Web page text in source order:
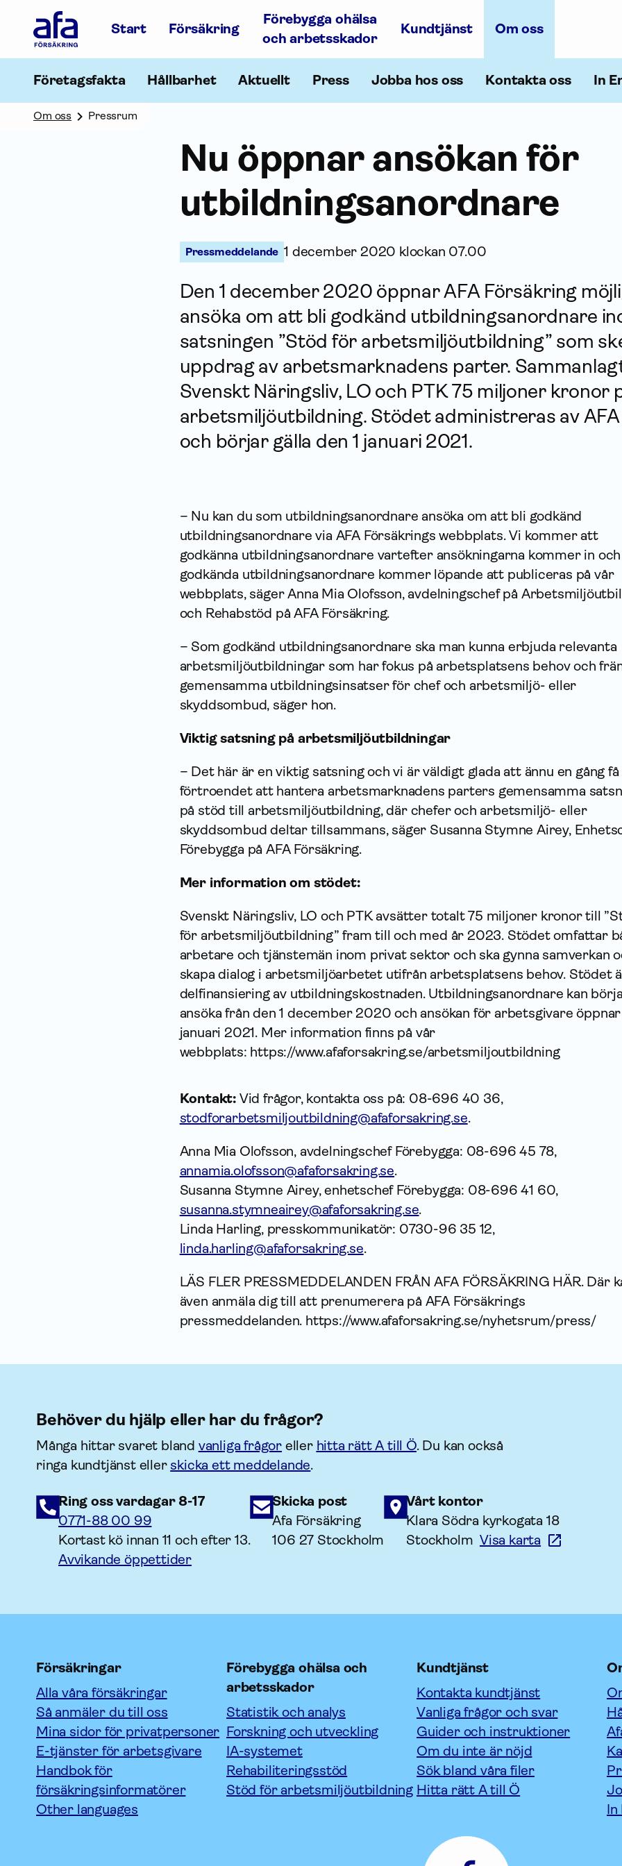
Försäkring
Gå
startsidan
Start Försäkring
Förebygga ohälsa
och arbetsskador
Kundtjänst Om oss
Företagsfakta Hållbarhet Aktuellt Press Jobba hos oss Kontakta oss In
Om oss Pressrum
Nu öppnar ansökan för
utbildnings­anordnare
Pressmeddelande 1 december 2020 klockan 07.00
Den 1 december 2020 öppnar AFA För­säkring
ansöka om att bli godkänd utbildnings­anordnare
satsningen ”Stöd för arbets­miljö­utbildning” som
uppdrag av arbets­marknadens parter.
Svenskt Näringsliv, LO och PTK 75 miljoner kronor
arbets­miljö­utbildning. Stödet administreras av
och börjar gälla den 1 januari 2021.
– Nu kan du som utbildningsanordnare ansöka om att bli godkänd
utbildningsanordnare via AFA Försäkrings webbplats.Vi kommer att
godkänna utbildningsanordnare vartefter ansökningarna kommer in och
godkända utbildningsanordnare kommer löpande att publiceras på vår
webbplats, säger Anna Mia Olofsson, avdelningschef på
och Rehabstöd på AFA Försäkring.
– Som godkänd utbildningsanordnare ska man kunna erbjuda relevanta
arbetsmiljöutbildningar som har fokus på arbetsplatsens behov och
gemensamma utbildningsinsatser för chef och arbetsmiljö- eller
skyddsombud, säger hon.
Viktig satsning på arbetsmiljöutbildningar
– Det här är en viktig satsning och vi är väldigt glada att ännu en gång få
förtroendet att hantera arbetsmarknadens parters gemensamma
på stöd till arbetsmiljöutbildning, där chefer och arbetsmiljö- eller
skyddsombud deltar tillsammans, säger Susanna Stymne Airey,
Förebygga på AFA Försäkring.
Mer information om stödet:
Svenskt Näringsliv, LO och PTK avsätter totalt 75 miljoner kronor till
för arbetsmiljöutbildning” fram till och med år 2023. Stödet omfattar
arbetare och tjänstemän inom privat sektor och ska gynna samverkan
skapa dialog i arbetsmiljöarbetet utifrån arbetsplatsens behov. Stödet
delfinansiering av utbildningskostnaden. Utbildningsanordnare kan börja
ansöka från den 1 december 2020 och ansökan för arbetsgivare öppnar
januari 2021. Mer information finns på vår
webbplats: https://www.afaforsakring.se/arbetsmiljoutbildning
Kontakt: Vid frågor, kontakta oss på: 08-696 40 36,
stodforarbetsmiljoutbildning@afaforsakring.se.
Anna Mia Olofsson, avdelningschef Förebygga: 08-696 45 78,
annamia.olofsson@afaforsakring.se.
Susanna Stymne Airey, enhetschef Förebygga: 08-696 41 60,
susanna.stymneairey@afaforsakring.se.
Linda Harling, presskommunikatör: 0730-96 35 12,
linda.harling@afaforsakring.se.
LÄS FLER PRESSMEDDELANDEN FRÅN AFA FÖRSÄKRING HÄR. Där
även anmäla dig till att prenumerera på AFA Försäkrings
pressmeddelanden. https://www.afaforsakring.se/nyhetsrum/press/
Behöver du hjälp eller har du frågor?
Många hittar svaret bland vanliga frågor eller hitta rätt A till Ö. Du kan också
ringa kundtjänst eller skicka ett meddelande.
Ring oss vardagar 8-17
0771-88 00 99
Kortast kö innan 11 och efter 13.
Avvikande öppettider
Skicka post
Afa Försäkring
106 27 Stockholm
Vårt kontor
Klara Södra kyrkogata 18
StockholmVisa karta
Försäkringar
Alla våra försäkringar
Så anmäler du till oss
Mina sidor för privatpersoner
E-tjänster för arbetsgivare
Handbok för
försäkringsinformatörer
Other languages
Förebygga ohälsa och
arbetsskador
Statistik och analys
Forskning och utveckling
IA-systemet
Rehabiliteringsstöd
Stöd för arbetsmiljöutbildning
Kundtjänst
Kontakta kundtjänst
Vanliga frågor och svar
Guider och instruktioner
Om du inte är nöjd
Sök bland våra filer
Hitta rätt A till Ö
In
Försäkring